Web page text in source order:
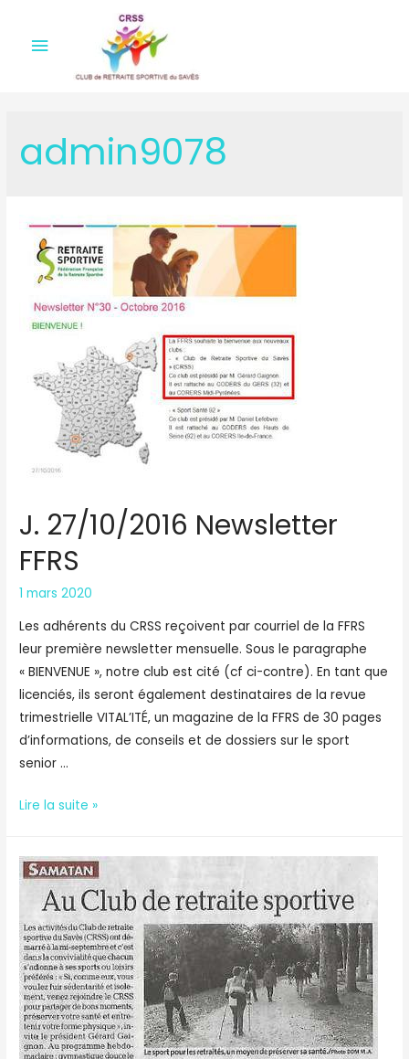
Menu
principal
admin9078
J. 27/10/2016 Newsletter
FFRS
1 mars 2020
Les adhérents du CRSS reçoivent par courriel de la FFRS
leur première newsletter mensuelle. Sous le paragraphe
« BIENVENUE », notre club est cité (cf ci-contre). En tant que
licenciés, ils seront également destinataires de la revue
trimestrielle VITAL’ITÉ, un magazine de la FFRS de 30 pages
d’informations, de conseils et de dossiers sur le sport
senior …
J.
FFRS
Lire la suite »